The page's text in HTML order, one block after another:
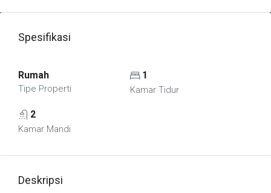
Spesifikasi
Rumah
Tipe Properti
1
Kamar Tidur
2
Kamar Mandi
Deskripsi